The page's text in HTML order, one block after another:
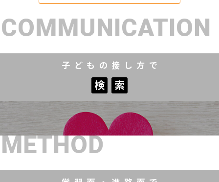
子どもの接し方で
検 索
検 索
COMMUNICATION
METHOD